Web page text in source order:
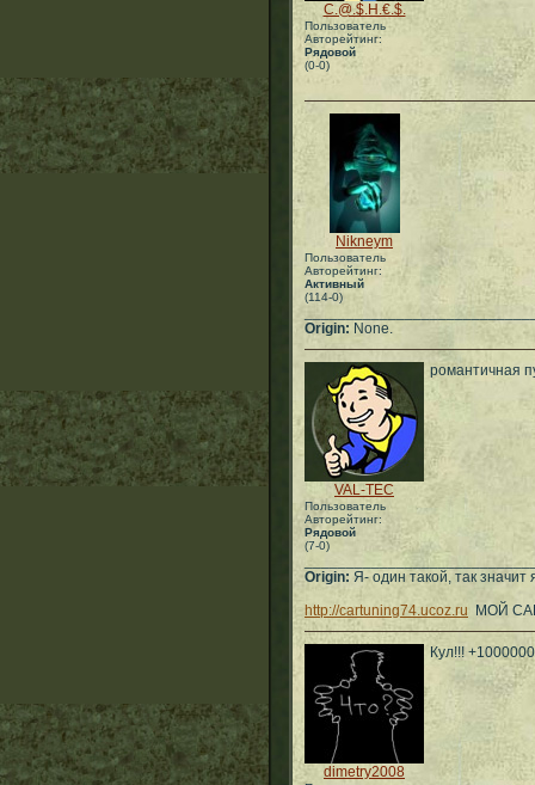
C.@.$.H.€.$.
Пользователь
Авторейтинг:
Рядовой
(0-0)
Nikneym
Пользователь
Авторейтинг:
Активный
(114-0)
Origin: None.
VAL-TEC
Пользователь
Авторейтинг:
Рядовой
(7-0)
романтичная
Origin: Я- один такой, так значит
http://cartuning74.ucoz.ru МОЙ
dimetry2008
Кул!!!